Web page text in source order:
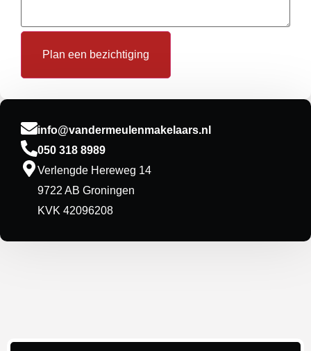
Plan een bezichtiging
info@vandermeulenmakelaars.nl
050 318 8989
Verlengde Hereweg 14
9722 AB Groningen
KVK 42096208